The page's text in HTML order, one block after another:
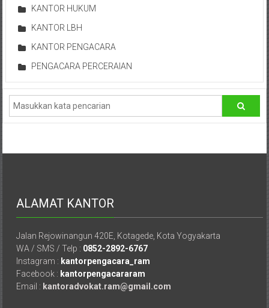
Pajak,
Pengacara
Perusahaan,
Kantor
Hukum
/
LBH,
Office
Law
Firm
Kantor
KANTOR HUKUM
KANTOR LBH
KANTOR PENGACARA
PENGACARA PERCERAIAN
ALAMAT KANTOR
Jalan Rejowinangun 420E, Kotagede, Kota Yogyakarta
WA / SMS / Telp : 0852-2892-6767
Instagram : kantorpengacara_ram
Facebook : kantorpengacararam
Email : kantoradvokat.ram@gmail.com